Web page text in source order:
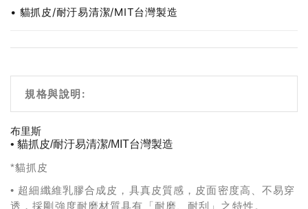
• 貓抓皮/耐汙易清潔/MIT台灣製造
規格與說明:
布里斯
• 貓抓皮/耐汙易清潔/MIT台灣製造
*貓抓皮
• 超細纖維乳膠合成皮，具真皮質感，皮面密度高、不易穿
透，採剛強度耐磨材質具有「耐磨、耐刮」之特性。